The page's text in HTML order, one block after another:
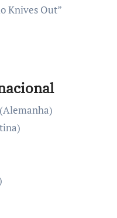
Knives Out”